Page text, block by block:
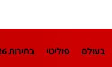
בעולם פוליטי בחירות 2026